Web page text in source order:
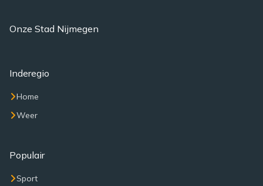
Onze Stad Nijmegen
Inderegio
Home
Weer
Populair
Sport